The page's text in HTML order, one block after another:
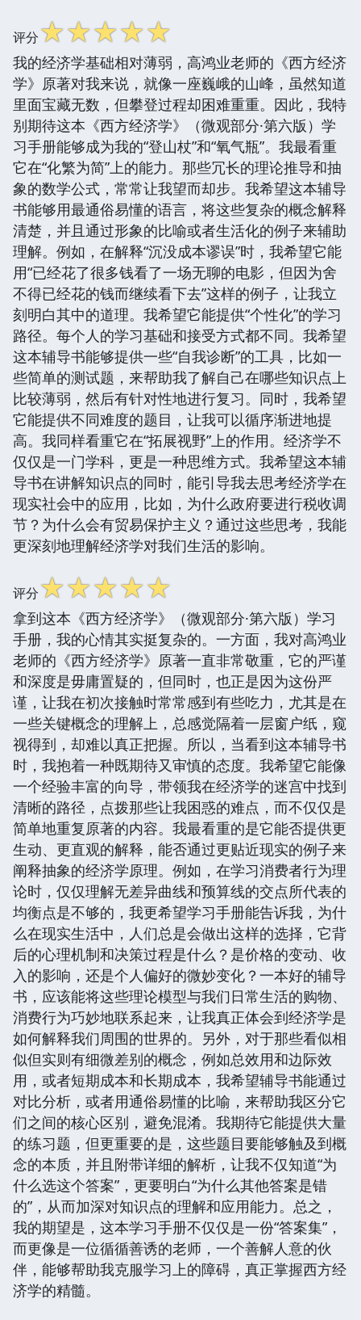
评分☆☆☆☆☆
我的经济学基础相对薄弱，高鸿业老师的《西方经济
学》原著对我来说，就像一座巍峨的山峰，虽然知道
里面宝藏无数，但攀登过程却困难重重。因此，我特
别期待这本《西方经济学》（微观部分·第六版）学
习手册能够成为我的“登山杖”和“氧气瓶”。我最看重
它在“化繁为简”上的能力。那些冗长的理论推导和抽
象的数学公式，常常让我望而却步。我希望这本辅导
书能够用最通俗易懂的语言，将这些复杂的概念解释
清楚，并且通过形象的比喻或者生活化的例子来辅助
理解。例如，在解释“沉没成本谬误”时，我希望它能
用“已经花了很多钱看了一场无聊的电影，但因为舍
不得已经花的钱而继续看下去”这样的例子，让我立
刻明白其中的道理。我希望它能提供“个性化”的学习
路径。每个人的学习基础和接受方式都不同。我希望
这本辅导书能够提供一些“自我诊断”的工具，比如一
些简单的测试题，来帮助我了解自己在哪些知识点上
比较薄弱，然后有针对性地进行复习。同时，我希望
它能提供不同难度的题目，让我可以循序渐进地提
高。我同样看重它在“拓展视野”上的作用。经济学不
仅仅是一门学科，更是一种思维方式。我希望这本辅
导书在讲解知识点的同时，能引导我去思考经济学在
现实社会中的应用，比如，为什么政府要进行税收调
节？为什么会有贸易保护主义？通过这些思考，我能
更深刻地理解经济学对我们生活的影响。
评分☆☆☆☆☆
拿到这本《西方经济学》（微观部分·第六版）学习
手册，我的心情其实挺复杂的。一方面，我对高鸿业
老师的《西方经济学》原著一直非常敬重，它的严谨
和深度是毋庸置疑的，但同时，也正是因为这份严
谨，让我在初次接触时常常感到有些吃力，尤其是在
一些关键概念的理解上，总感觉隔着一层窗户纸，窥
视得到，却难以真正把握。所以，当看到这本辅导书
时，我抱着一种既期待又审慎的态度。我希望它能像
一个经验丰富的向导，带领我在经济学的迷宫中找到
清晰的路径，点拨那些让我困惑的难点，而不仅仅是
简单地重复原著的内容。我最看重的是它能否提供更
生动、更直观的解释，能否通过更贴近现实的例子来
阐释抽象的经济学原理。例如，在学习消费者行为理
论时，仅仅理解无差异曲线和预算线的交点所代表的
均衡点是不够的，我更希望学习手册能告诉我，为什
么在现实生活中，人们总是会做出这样的选择，它背
后的心理机制和决策过程是什么？是价格的变动、收
入的影响，还是个人偏好的微妙变化？一本好的辅导
书，应该能将这些理论模型与我们日常生活的购物、
消费行为巧妙地联系起来，让我真正体会到经济学是
如何解释我们周围的世界的。另外，对于那些看似相
似但实则有细微差别的概念，例如总效用和边际效
用，或者短期成本和长期成本，我希望辅导书能通过
对比分析，或者用通俗易懂的比喻，来帮助我区分它
们之间的核心区别，避免混淆。我期待它能提供大量
的练习题，但更重要的是，这些题目要能够触及到概
念的本质，并且附带详细的解析，让我不仅知道“为
什么选这个答案”，更要明白“为什么其他答案是错
的”，从而加深对知识点的理解和应用能力。总之，
我的期望是，这本学习手册不仅仅是一份“答案集”，
而更像是一位循循善诱的老师，一个善解人意的伙
伴，能够帮助我克服学习上的障碍，真正掌握西方经
济学的精髓。